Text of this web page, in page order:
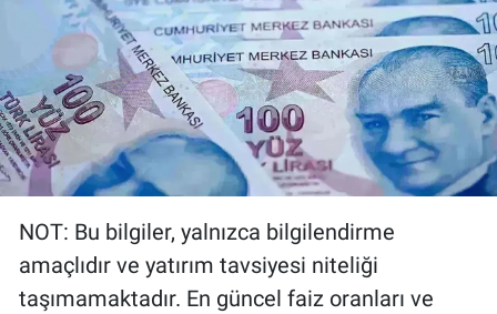
NOT: Bu bilgiler, yalnızca bilgilendirme
amaçlıdır ve yatırım tavsiyesi niteliği
taşımamaktadır. En güncel faiz oranları ve